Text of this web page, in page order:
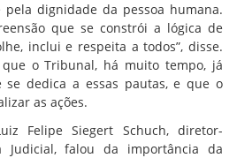
dignidade da pessoa humana.
que se constrói a lógica de
inclui e respeita a todos”, disse.
o Tribunal, há muito tempo, já
se dedica a essas pautas, e que o
as ações.
Felipe Siegert Schuch, diretor-
Judicial, falou da importância da